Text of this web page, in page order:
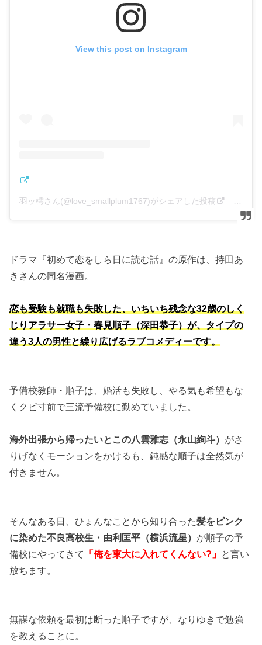
View this post on Instagram
羽ッ樗さん(@love_smallplum1767)がシェアした投稿 – 2019
ドラマ『初めて恋をしら日に読む話』の原作は、持田あ
きさんの同名漫画。
恋も受験も就職も失敗した、 いちいち残念な32歳のしく
じりアラサー女子・春見順子（深田恭子）が、タイプの
違う3人の男性と繰り広げるラブコメディーです。
予備校教師・順子は、婚活も失敗し、やる気も希望もな
くクビ寸前で三流予備校に勤めていました。
海外出張から帰ったいとこの八雲雅志（永山絢斗） がさ
りげなくモーションをかけるも、鈍感な順子は全然気が
付きません。
そんなある日、ひょんなことから知り合った髪をピンク
に染めた不良高校生・由利匡平（横浜流星） が順子の予
備校にやってきて
「俺を東大に入れてくんない?」
と言い
放ちます。
無謀な依頼を最初は断った順子ですが、なりゆきで勉強
を教えることに。